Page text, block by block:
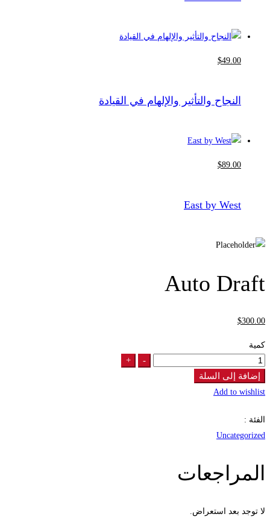
$49.00
النجاح والتأثير والإلهام في القيادة
$89.00
East by West
Auto Draft
$300 .00
كمية
Auto
Draft
quantity
-
+
إضافة إلى السلة
Add to wishlist
الفئة :
Uncategorized
المراجعات
لا توجد بعد استعراض.